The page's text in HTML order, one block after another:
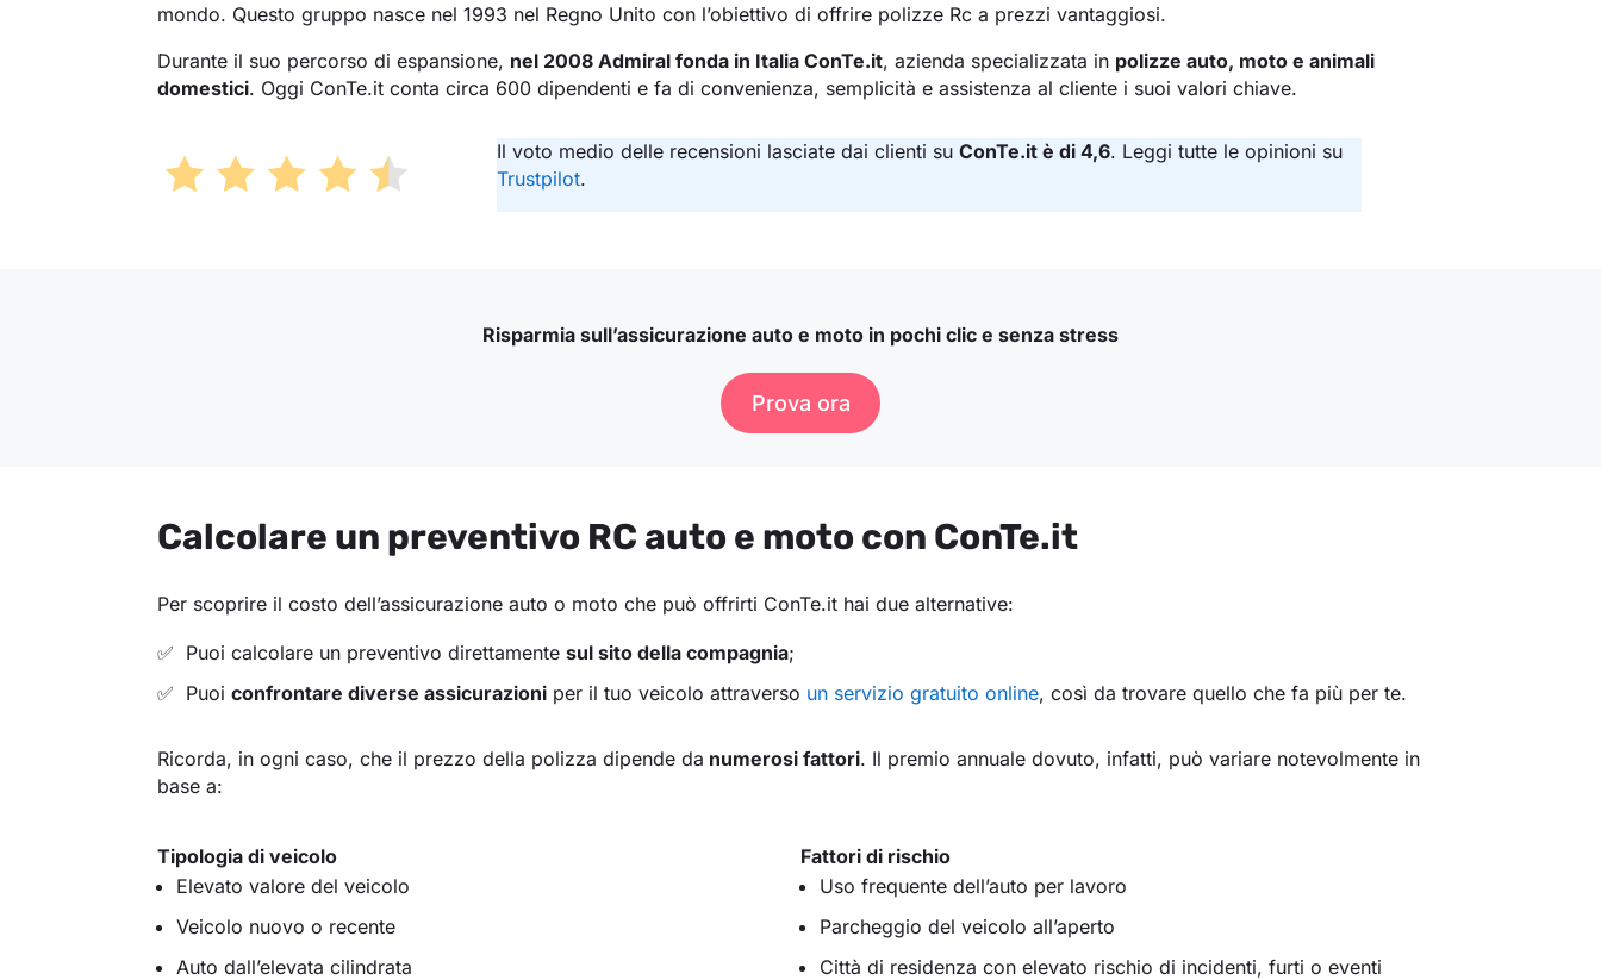
mondo. Questo gruppo nasce nel 1993 nel Regno Unito con l’obiettivo di offrire polizze Rc a prezzi vantaggiosi.
Durante il suo percorso di espansione, nel 2008 Admiral fonda in Italia ConTe.it, azienda specializzata in polizze auto, moto e animali
domestici. Oggi ConTe.it conta circa 600 dipendenti e fa di convenienza, semplicità e assistenza al cliente i suoi valori chiave.
Il voto medio delle recensioni lasciate dai clienti suConTe.it è di 4,6. Leggi tutte le opinioni su
Trustpilot.
Risparmia sull’assicurazione auto e moto in pochi clic e senza stress
Prova ora
Calcolare un preventivo RC auto e moto con ConTe.it
Per scoprire il costo dell’assicurazione auto o moto che può offrirti ConTe.it hai due alternative:
Puoi calcolare un preventivo direttamente sul sito della compagnia;
Puoi confrontare diverse assicurazioniper il tuo veicolo attraverso un servizio gratuito online, così da trovare quello che fa più per te.
Ricorda, in ogni caso, che il prezzo della polizza dipende da numerosi fattori. Il premio annuale dovuto, infatti, può variare notevolmente in
base a:
Tipologia di veicolo
Elevato valore del veicolo
Veicolo nuovo o recente
Auto dall’elevata cilindrata
Fattori di rischio
Uso frequente dell’auto per lavoro
Parcheggio del veicolo all’aperto
Città di residenza con elevato rischio di incidenti, furti o eventi